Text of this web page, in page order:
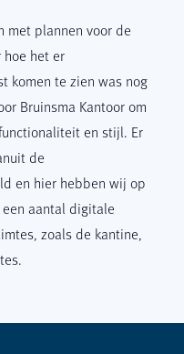
met plannen voor de
het er
komen te zien was nog
Bruinsma Kantoor om
en stijl. Er
de
en hier hebben wij op
aantal digitale
zoals de kantine,